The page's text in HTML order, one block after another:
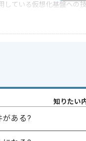
している仮想化基盤への
ント
放送・出版・音楽・芸
サーバ構築 知りたい
がある?